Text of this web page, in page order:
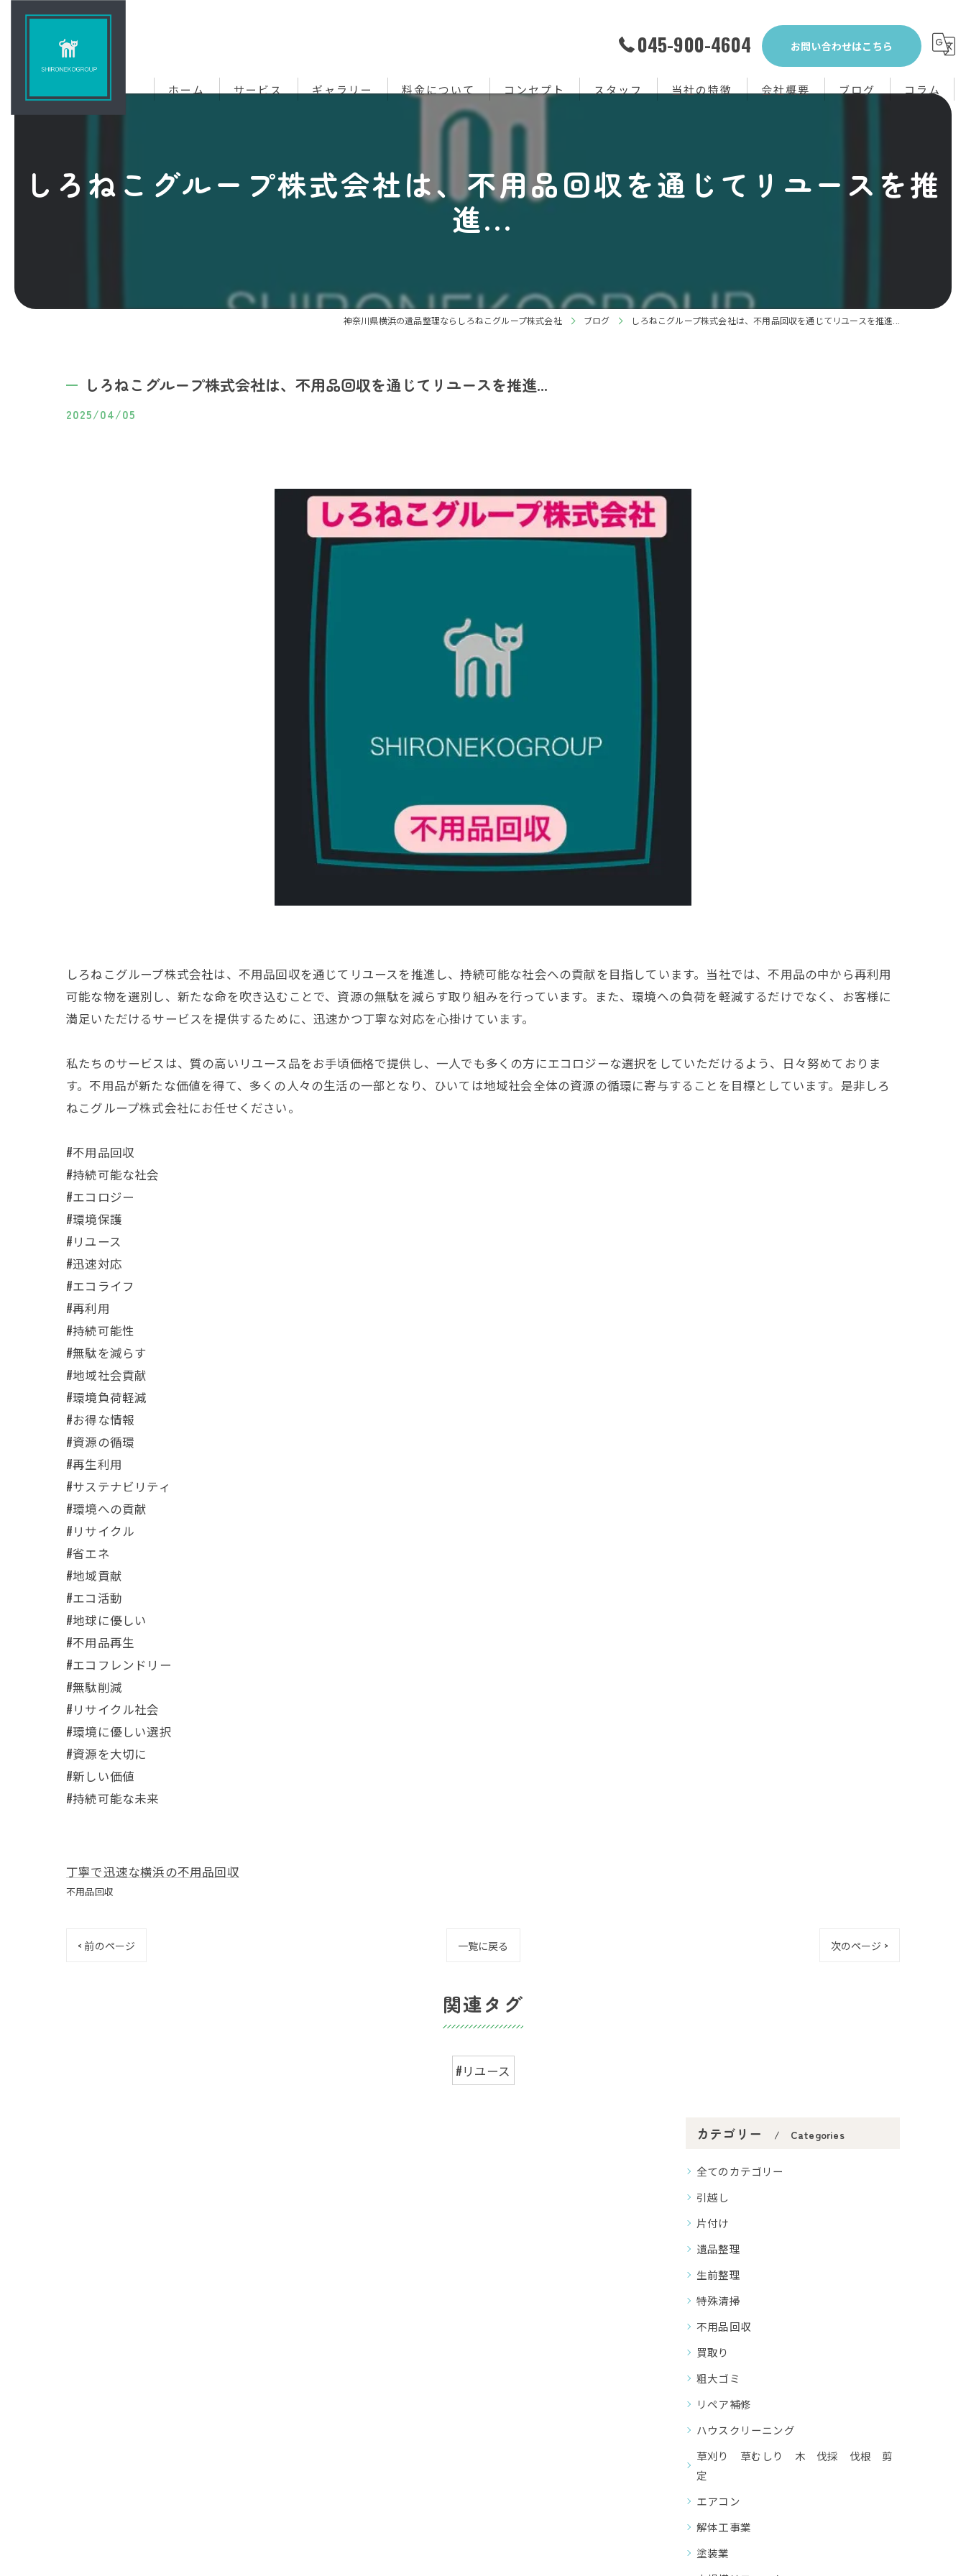
045-900-4604 お問い合わせはこちら
ホーム サービス ギャラリー 料金について コンセプト スタッフ 当社の特徴
不用品回収
会社概要 ブログ コラム
しろねこグループ株式会社は、不用品回収を通じてリユースを推
進...
神奈川県横浜の遺品整理ならしろねこグループ株式会社 ブログ しろねこグループ株式会社は、不用品回収を通じてリユースを推進...
しろねこグループ株式会社は、不用品回収を通じてリユースを推進...
2025/04/05
しろねこグループ株式会社は、不用品回収を通じてリユースを推進し、持続可能な社会への貢献を目指しています。当社では、不用品の中から再利用
可能な物を選別し、新たな命を吹き込むことで、資源の無駄を減らす取り組みを行っています。また、環境への負荷を軽減するだけでなく、お客様に
満足いただけるサービスを提供するために、迅速かつ丁寧な対応を心掛けています。
私たちのサービスは、質の高いリユース品をお手頃価格で提供し、一人でも多くの方にエコロジーな選択をしていただけるよう、日々努めておりま
す。不用品が新たな価値を得て、多くの人々の生活の一部となり、ひいては地域社会全体の資源の循環に寄与することを目標としています。是非しろ
ねこグループ株式会社にお任せください。
#不用品回収
#持続可能な社会
#エコロジー
#環境保護
#リユース
#迅速対応
#エコライフ
#再利用
#持続可能性
#無駄を減らす
#地域社会貢献
#環境負荷軽減
#お得な情報
#資源の循環
#再生利用
#サステナビリティ
#環境への貢献
#リサイクル
#省エネ
#地域貢献
#エコ活動
#地球に優しい
#不用品再生
#エコフレンドリー
#無駄削減
#リサイクル社会
#環境に優しい選択
#資源を大切に
#新しい価値
#持続可能な未来
丁寧で迅速な横浜の不用品回収
不用品回収
< 前のページ 一覧に戻る 次のページ >
関連タグ
#リユース
カテゴリー Categories
全てのカテゴリー
引越し
片付け
遺品整理
生前整理
特殊清掃
不用品回収
買取り
粗大ゴミ
リペア補修
ハウスクリーニング
草刈り 草むしり 木 伐採 伐根 剪
定
エアコン
解体工事業
塗装業